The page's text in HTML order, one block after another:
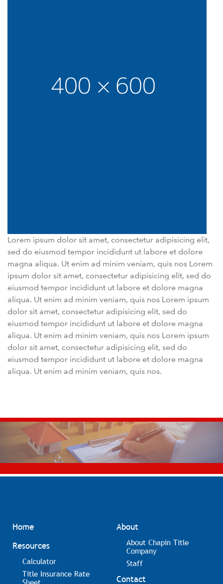
Lorem ipsum dolor sit amet, consectetur adipisicing elit,
sed do eiusmod tempor incididunt ut labore et dolore
magna aliqua. Ut enim ad minim veniam, quis nos Lorem
ipsum dolor sit amet, consectetur adipisicing elit, sed do
eiusmod tempor incididunt ut labore et dolore magna
aliqua. Ut enim ad minim veniam, quis nos Lorem ipsum
dolor sit amet, consectetur adipisicing elit, sed do
eiusmod tempor incididunt ut labore et dolore magna
aliqua. Ut enim ad minim veniam, quis nos Lorem ipsum
dolor sit amet, consectetur adipisicing elit, sed do
eiusmod tempor incididunt ut labore et dolore magna
aliqua. Ut enim ad minim veniam, quis nos.
Home
Resources
Calculator
Title Insurance Rate
About
About Chapin Title
Company
Staff
Contact